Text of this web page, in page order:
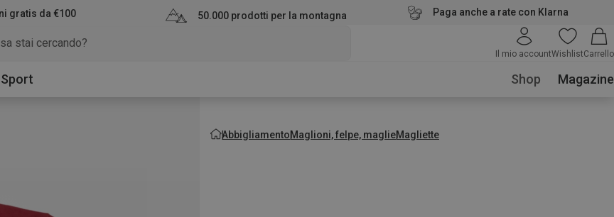
gratis da €100 50.000 prodotti per la montagna Paga anche a rate con Klarna
Il mio accountWishlistCarrello
Sport Shop Magazine
AbbigliamentoMaglioni, felpe, maglieMagliette